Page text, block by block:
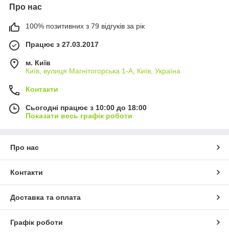
Про нас
100% позитивних з 79 відгуків за рік
Працює з 27.03.2017
м. Київ
Київ, вулиця Магнітогорська 1-А, Київ, Україна
Контакти
Сьогодні працює з 10:00 до 18:00
Показати весь графік роботи
Про нас
Контакти
Доставка та оплата
Графік роботи